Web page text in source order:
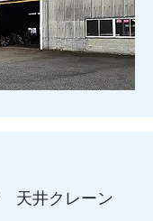
天井クレーン